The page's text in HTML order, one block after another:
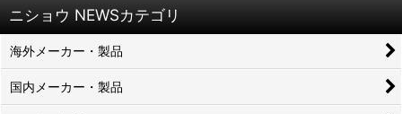
ニショウ NEWSカテゴリ
海外メーカー・製品
国内メーカー・製品